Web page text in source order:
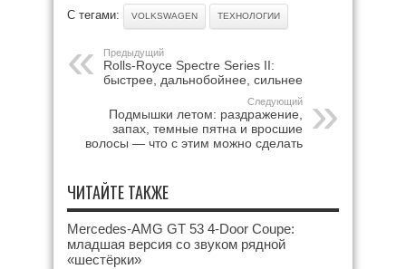
С тегами: VOLKSWAGEN ТЕХНОЛОГИИ
Предыдущий
Rolls-Royce Spectre Series II:
быстрее, дальнобойнее, сильнее
Следующий
Подмышки летом: раздражение,
запах, темные пятна и вросшие
волосы — что с этим можно сделать
ЧИТАЙТЕ ТАКЖЕ
Mercedes-AMG GT 53 4-Door Coupe:
младшая версия со звуком рядной
«шестёрки»